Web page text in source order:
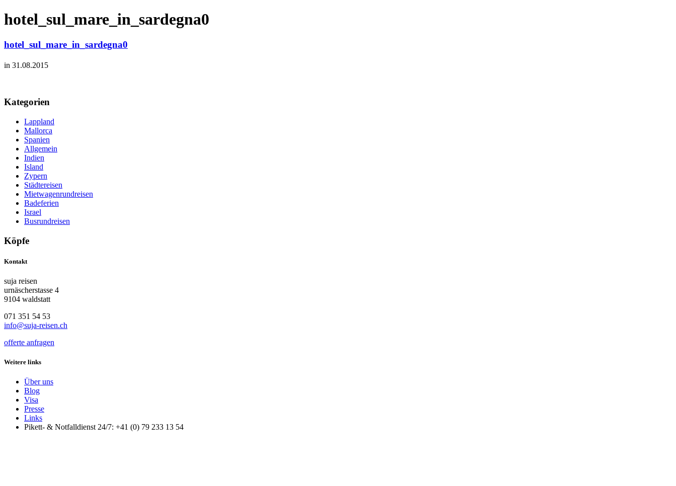
hotel_sul_mare_in_sardegna0
hotel_sul_mare_in_sardegna0
in 31.08.2015
Kategorien
Lappland
Mallorca
Spanien
Allgemein
Indien
Island
Zypern
Städtereisen
Mietwagenrundreisen
Badeferien
Israel
Busrundreisen
Köpfe
Kontakt
suja reisen
urnäscherstasse 4
9104 waldstatt
071 351 54 53
info@suja-reisen.ch
offerte anfragen
Weitere links
Über uns
Blog
Visa
Presse
Links
Pikett- & Notfalldienst 24/7: +41 (0) 79 233 13 54